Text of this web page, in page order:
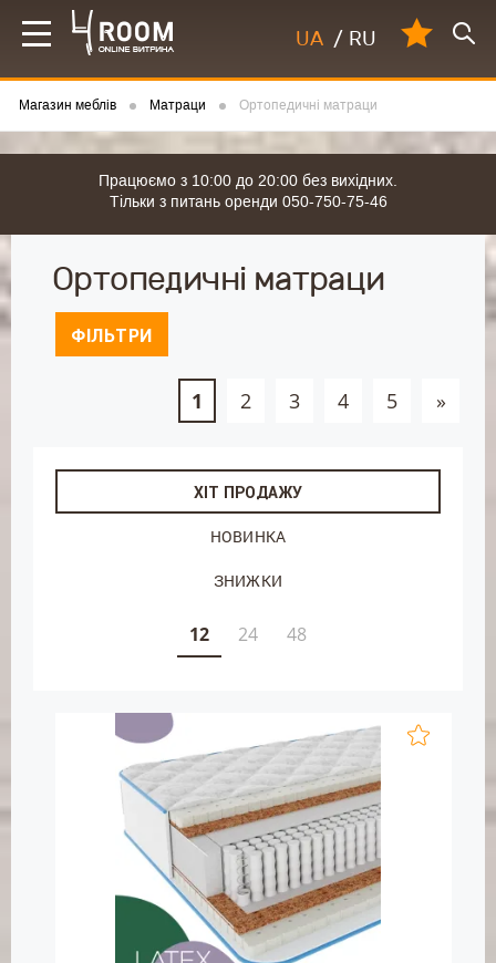
UA / RU
Магазин меблів Матраци Ортопедичні матраци
Працюємо з 10:00 до 20:00 без вихідних.
Тільки з питань оренди 050-750-75-46
Ортопедичні матраци
ФІЛЬТРИ
1 2 3 4 5 »
ХІТ ПРОДАЖУ
НОВИНКА
ЗНИЖКИ
12 24 48